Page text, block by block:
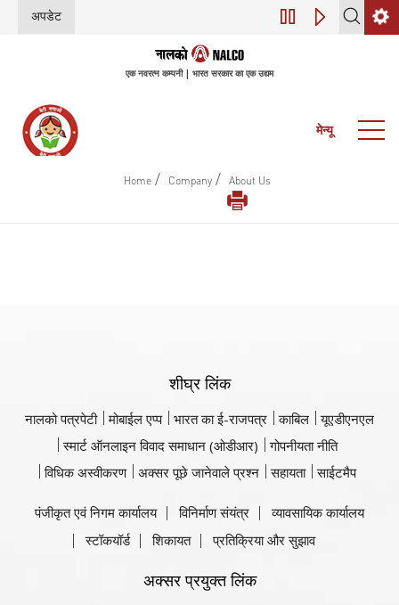
अपडेट डिजिटल परिवर्तन
एक नवरत्न कम्पनी | भारत सरकार का एक उद्यम
मेन्यू
Home / Company / About Us
शीघ्र लिंक
नालको पत्रपेटी मोबाईल एप्प भारत का ई-राजपत्र काबिल
यूएडीएनएल
स्मार्ट ऑनलाइन विवाद समाधान (ओडीआर)
गोपनीयता नीति
विधिक अस्वीकरण
अक्सर पूछे जानेवाले प्रश्न सहायता साईटमैप
पंजीकृत एवं निगम कार्यालय विनिर्माण संयंत्र
व्यावसायिक कार्यालय
स्टॉकयॉर्ड
शिकायत प्रतिक्रिया और सुझाव
अक्सर प्रयुक्त लिंक